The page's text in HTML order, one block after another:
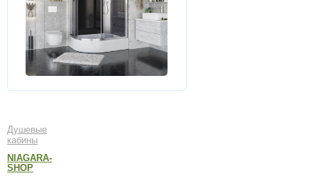
Душевые
кабины
NIAGARA-
SHOP